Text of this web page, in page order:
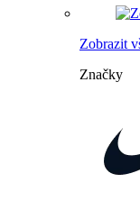
Zobrazit
Značky